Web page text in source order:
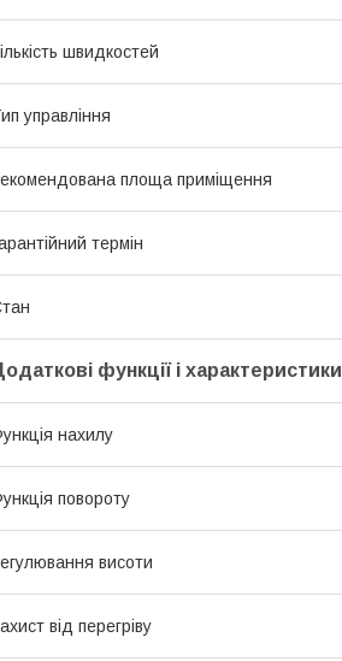
швидкостей
управління
площа приміщення
термін
функції і характеристики
нахилу
повороту
висоти
від перегріву